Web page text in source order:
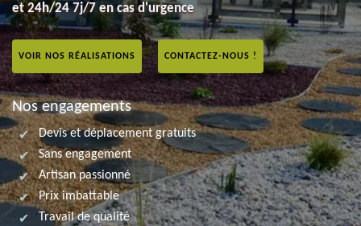
et 24h/24 7j/7 en cas d'urgence
VOIR NOS RÉALISATIONS CONTACTEZ-NOUS !
Nos engagements
Devis et déplacement gratuits
Sans engagement
Artisan passionné
Prix imbattable
Travail de qualité